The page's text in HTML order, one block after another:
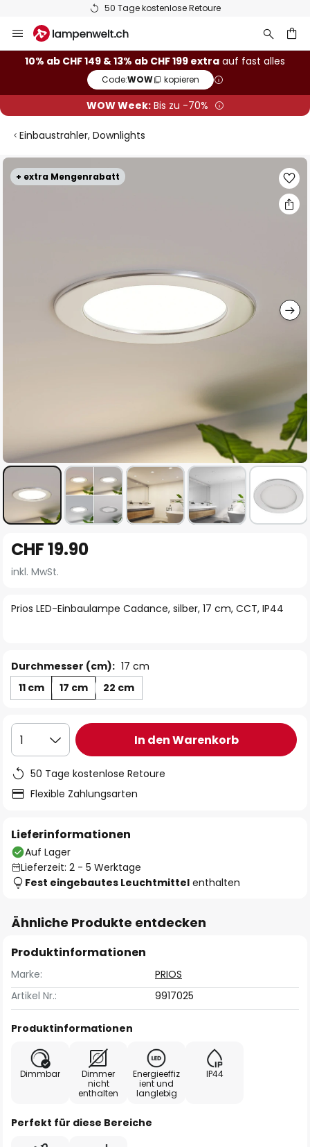
50 Tage kostenlose Retoure
Inhalt
springen
10% ab CHF 149 & 13% ab CHF 199 extra auf fast alles
Code:WOW kopieren
WOW Week:Bis zu -70%
Einbaustrahler, Downlights
+ extra Mengenrabatt
Zum
Ende
Anfang
der
springen
Prios LED-Einbaulampe Cadance, silber, 17 cm, CCT, IP44
CHF 19.90
inkl. MwSt.
Durchmesser (cm): 17 cm
11 cm
17 cm 22 cm
1 In den Warenkorb
50 Tage kostenlose Retoure
Flexible Zahlungsarten
Lieferinformationen
Auf Lager
Lieferzeit: 2 - 5 Werktage
Fest eingebautes Leuchtmittel enthalten
Ähnliche Produkte entdecken
Produktinformationen
Marke:
PRIOS
Artikel Nr.:
9917025
Produktinformationen
Dimmbar
Dimmer
nicht
enthalten
Energieeffiz
ient und
langlebig
IP44
Perfekt für diese Bereiche